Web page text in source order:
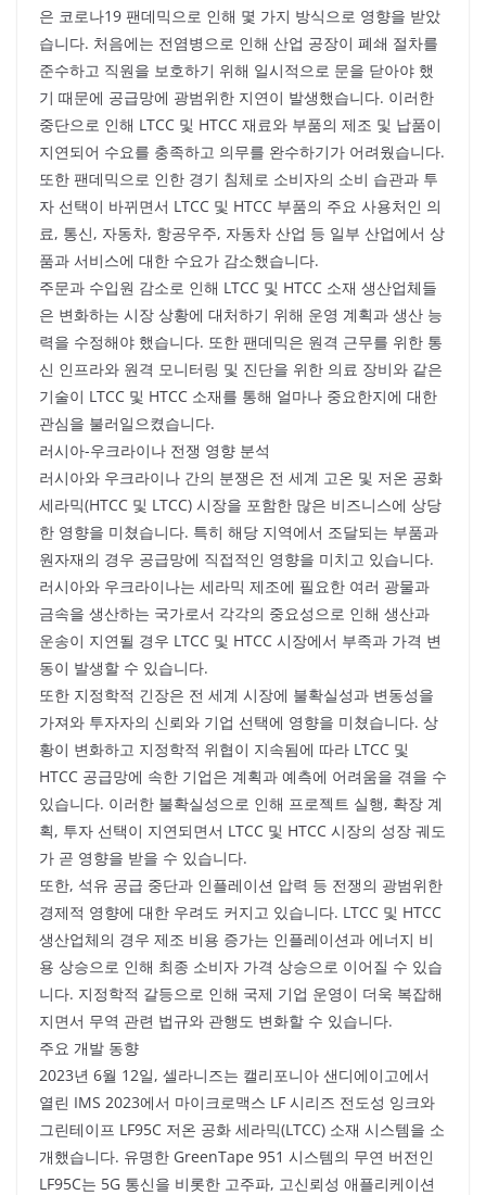
은 코로나19 팬데믹으로 인해 몇 가지 방식으로 영향을 받았
습니다. 처음에는 전염병으로 인해 산업 공장이 폐쇄 절차를
준수하고 직원을 보호하기 위해 일시적으로 문을 닫아야 했
기 때문에 공급망에 광범위한 지연이 발생했습니다. 이러한
중단으로 인해 LTCC 및 HTCC 재료와 부품의 제조 및 납품이
지연되어 수요를 충족하고 의무를 완수하기가 어려웠습니다.
또한 팬데믹으로 인한 경기 침체로 소비자의 소비 습관과 투
자 선택이 바뀌면서 LTCC 및 HTCC 부품의 주요 사용처인 의
료, 통신, 자동차, 항공우주, 자동차 산업 등 일부 산업에서 상
품과 서비스에 대한 수요가 감소했습니다.
주문과 수입원 감소로 인해 LTCC 및 HTCC 소재 생산업체들
은 변화하는 시장 상황에 대처하기 위해 운영 계획과 생산 능
력을 수정해야 했습니다. 또한 팬데믹은 원격 근무를 위한 통
신 인프라와 원격 모니터링 및 진단을 위한 의료 장비와 같은
기술이 LTCC 및 HTCC 소재를 통해 얼마나 중요한지에 대한
관심을 불러일으켰습니다.
러시아-우크라이나 전쟁 영향 분석
러시아와 우크라이나 간의 분쟁은 전 세계 고온 및 저온 공화
세라믹(HTCC 및 LTCC) 시장을 포함한 많은 비즈니스에 상당
한 영향을 미쳤습니다. 특히 해당 지역에서 조달되는 부품과
원자재의 경우 공급망에 직접적인 영향을 미치고 있습니다.
러시아와 우크라이나는 세라믹 제조에 필요한 여러 광물과
금속을 생산하는 국가로서 각각의 중요성으로 인해 생산과
운송이 지연될 경우 LTCC 및 HTCC 시장에서 부족과 가격 변
동이 발생할 수 있습니다.
또한 지정학적 긴장은 전 세계 시장에 불확실성과 변동성을
가져와 투자자의 신뢰와 기업 선택에 영향을 미쳤습니다. 상
황이 변화하고 지정학적 위협이 지속됨에 따라 LTCC 및
HTCC 공급망에 속한 기업은 계획과 예측에 어려움을 겪을 수
있습니다. 이러한 불확실성으로 인해 프로젝트 실행, 확장 계
획, 투자 선택이 지연되면서 LTCC 및 HTCC 시장의 성장 궤도
가 곧 영향을 받을 수 있습니다.
또한, 석유 공급 중단과 인플레이션 압력 등 전쟁의 광범위한
경제적 영향에 대한 우려도 커지고 있습니다. LTCC 및 HTCC
생산업체의 경우 제조 비용 증가는 인플레이션과 에너지 비
용 상승으로 인해 최종 소비자 가격 상승으로 이어질 수 있습
니다. 지정학적 갈등으로 인해 국제 기업 운영이 더욱 복잡해
지면서 무역 관련 법규와 관행도 변화할 수 있습니다.
주요 개발 동향
2023년 6월 12일, 셀라니즈는 캘리포니아 샌디에이고에서
열린 IMS 2023에서 마이크로맥스 LF 시리즈 전도성 잉크와
그린테이프 LF95C 저온 공화 세라믹(LTCC) 소재 시스템을 소
개했습니다. 유명한 GreenTape 951 시스템의 무연 버전인
LF95C는 5G 통신을 비롯한 고주파, 고신뢰성 애플리케이션